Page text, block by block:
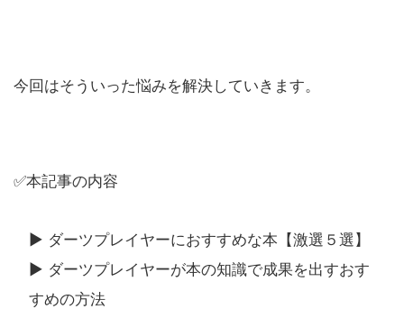
今回はそういった悩みを解決していきます。
✅本記事の内容
▶️ ダーツプレイヤーにおすすめな本【激選５選】
▶️ ダーツプレイヤーが本の知識で成果を出すおす
すめの方法